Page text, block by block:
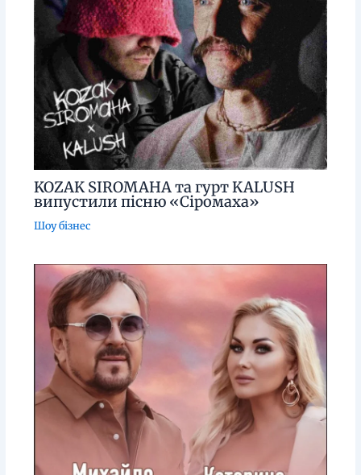
KOZAK SIROMAHA та гурт KALUSH
випустили пісню «Сіромаха»
Шоу бізнес